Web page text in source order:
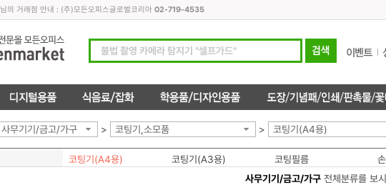
님의 거래점 안내 : (주)모든오피스글로벌코리아 02-719-4535
사무기기/금고/가구 > 코팅기,소모품 > 코팅기(A4용)
코팅기(A4용) 코팅기(A3용) 코팅필름
사무기기/금고/가구전체분류를 보